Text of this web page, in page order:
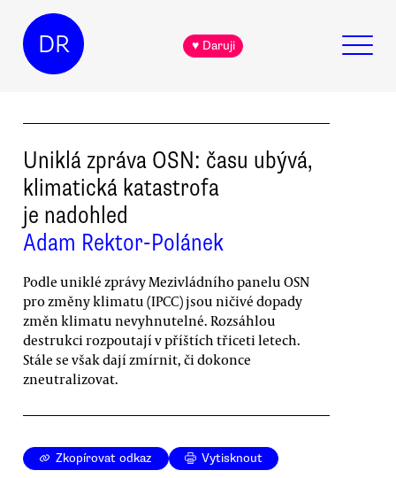
DR ♥ Daruji
Uniklá zpráva OSN: času ubývá,
klimatická katastrofa
je nadohled
Adam Rektor-Polánek
Podle uniklé zprávy Mezivládního panelu OSN
pro změny klimatu (IPCC) jsou ničivé dopady
změn klimatu nevyhnutelné. Rozsáhlou
destrukci rozpoutají v příštích třiceti letech.
Stále se však dají zmírnit, či dokonce
zneutralizovat.
Zkopírovat odkaz Vytisknout